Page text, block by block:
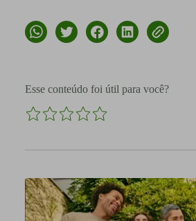
Esse conteúdo foi útil para você?